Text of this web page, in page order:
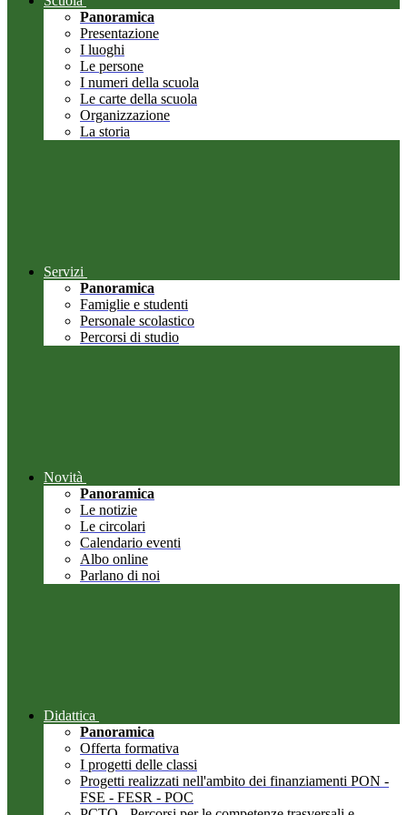
Panoramica
Presentazione
I luoghi
Le persone
I numeri della scuola
Le carte della scuola
Organizzazione
La storia
Servizi
Panoramica
Famiglie e studenti
Personale scolastico
Percorsi di studio
Novità
Panoramica
Le notizie
Le circolari
Calendario eventi
Albo online
Parlano di noi
Didattica
Panoramica
Offerta formativa
I progetti delle classi
Progetti realizzati nell'ambito dei finanziamenti PON -
FSE - FESR - POC